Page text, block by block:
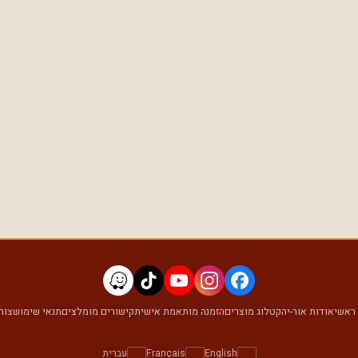
ראשיאודות אור-יהקטלוג מוצריםהזמנה מותאמת אישיתקישורים מומלציםתנאי שימוש
English
Français עברית